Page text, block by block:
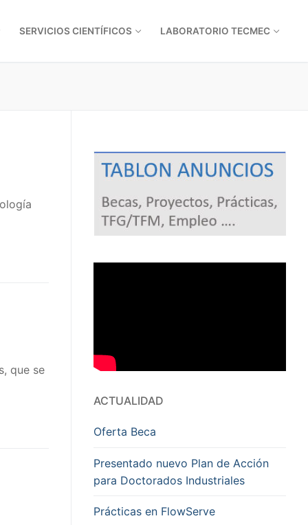
SERVICIOS CIENTÍFICOS LABORATORIO TECMEC
que se
ACTUALIDAD
Oferta Beca
Presentado nuevo Plan de Acción
para Doctorados Industriales
Prácticas en FlowServe